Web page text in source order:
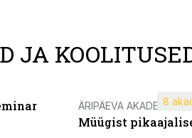
JA
ÄRIPÄEVA AKADEEMIA
Müügist
8